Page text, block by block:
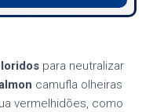
para neutralizar
camufla olheiras
vermelhidões, como